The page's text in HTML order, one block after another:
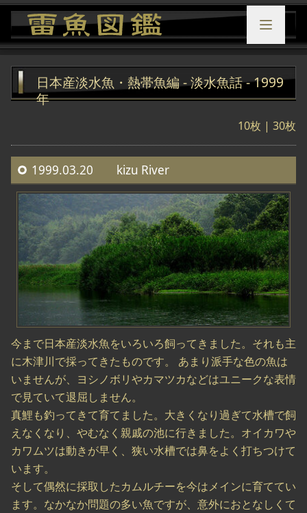
日本産淡水魚・熱帯魚編 - 淡水魚話 - 1999
年
10枚 | 30枚
1999.03.20 kizu River
今まで日本産淡水魚をいろいろ飼ってきました。それも主
に木津川で採ってきたものです。 あまり派手な色の魚は
いませんが、ヨシノボリやカマツカなどはユニークな表情
で見ていて退屈しません。
真鯉も釣ってきて育てました。大きくなり過ぎて水槽で飼
えなくなり、やむなく親戚の池に行きました。オイカワや
カワムツは動きが早く、狭い水槽では鼻をよく打ちつけて
います。
そして偶然に採取したカムルチーを今はメインに育ててい
ます。なかなか問題の多い魚ですが、意外におとなしくて